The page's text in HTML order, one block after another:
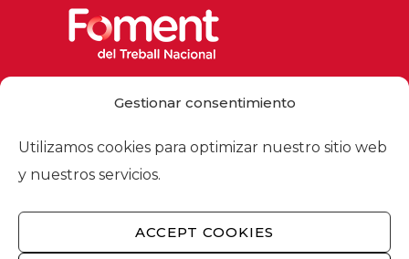
Gestionar consentimiento
Utilizamos cookies para optimizar nuestro sitio web
y nuestros servicios.
ACCEPT COOKIES
foment@foment.com
© 2026 - Foment del Treball Nacional